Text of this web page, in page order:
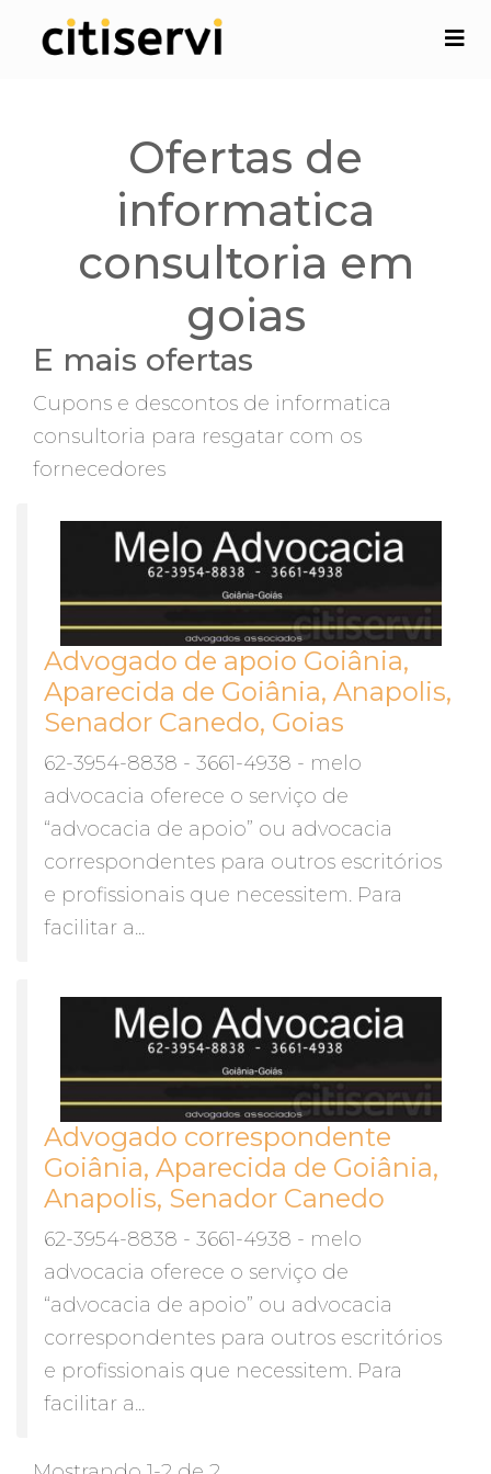
Ofertas de
informatica
consultoria em
goias
E mais ofertas
Cupons e descontos de informatica
consultoria para resgatar com os
fornecedores
Advogado de apoio Goiânia,
Aparecida de Goiânia, Anapolis,
Senador Canedo, Goias
62-3954-8838 - 3661-4938 - melo
advocacia oferece o serviço de
“advocacia de apoio” ou advocacia
correspondentes para outros escritórios
e profissionais que necessitem. Para
facilitar a...
Advogado correspondente
Goiânia, Aparecida de Goiânia,
Anapolis, Senador Canedo
62-3954-8838 - 3661-4938 - melo
advocacia oferece o serviço de
“advocacia de apoio” ou advocacia
correspondentes para outros escritórios
e profissionais que necessitem. Para
facilitar a...